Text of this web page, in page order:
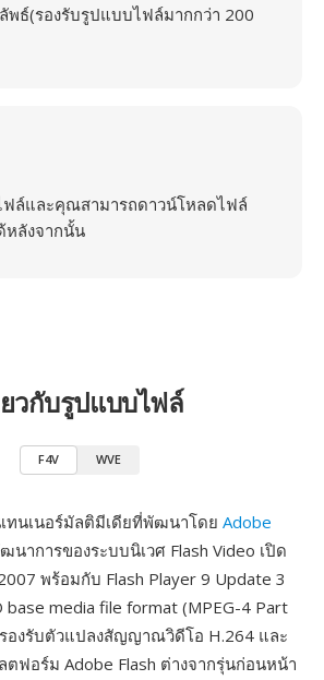
พธ์(รองรับรูปแบบไฟล์มากกว่า 200
ฟล์และคุณสามารถดาวน์โหลดไฟล์
ลังจากนั้น
ยวกับรูปแบบไฟล์
F4V WVE
ทนเนอร์มัลติมีเดียที่พัฒนาโดย Adobe
นาการของระบบนิเวศ Flash Video เปิด
พร้อมกับ Flash Player 9 Update 3
base media file format (MPEG-4 Part
องรับตัวแปลงสัญญาณวิดีโอ H.264 และ
ตฟอร์ม Adobe Flash ต่างจากรุ่นก่อนหน้า